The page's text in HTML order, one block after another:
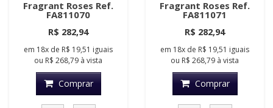
Fragrant Roses Ref.
FA811070
R$ 282,94
em 18x de R$ 19,51 iguais
ou R$ 268,79 à vista
Comprar
Fragrant Roses Ref.
FA811071
R$ 282,94
em 18x de R$ 19,51 iguais
ou R$ 268,79 à vista
Comprar